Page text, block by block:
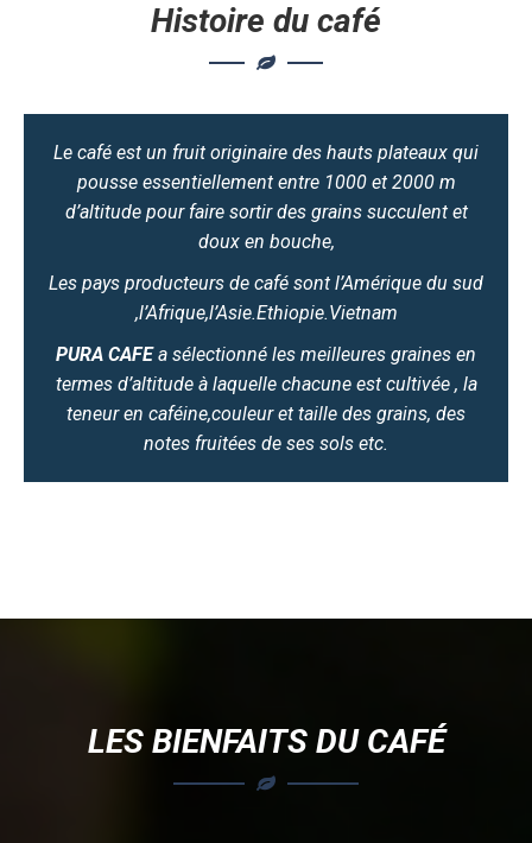
Histoire du café
Le café est un fruit originaire des hauts plateaux qui
pousse essentiellement entre 1000 et 2000 m
d’altitude pour faire sortir des grains succulent et
doux en bouche,
Les pays producteurs de café sont l’Amérique du sud
,l’Afrique,l’Asie.Ethiopie.Vietnam
PURA CAFEa sélectionné les meilleures graines en
termes d’altitude à laquelle chacune est cultivée , la
teneur en caféine,couleur et taille des grains, des
notes fruitées de ses sols etc.
LES BIENFAITS DU CAFÉ